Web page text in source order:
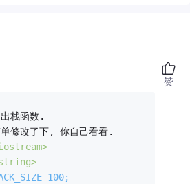
栈函数.
修改了下, 你自己看看.
100;
赞